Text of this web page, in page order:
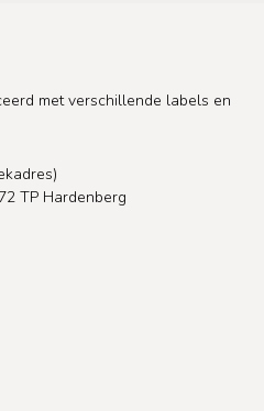
met verschillende labels en
TP Hardenberg